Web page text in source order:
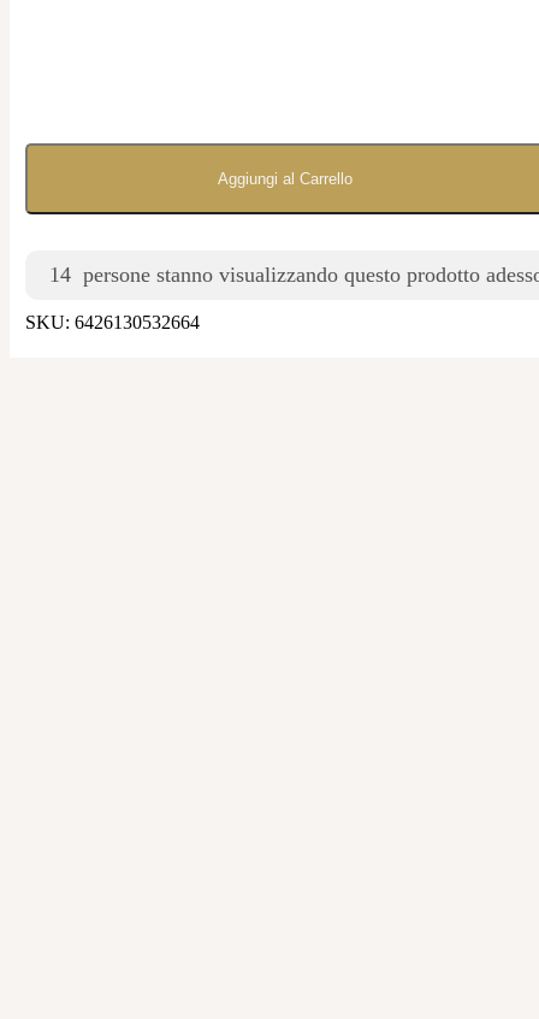
Aggiungi al Carrello
14 persone stanno visualizzando questo prodotto
SKU: 6426130532664